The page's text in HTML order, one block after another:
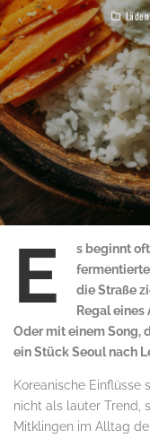
E
s beginnt
die Straße
Regal
Oder mit einem Song,
ein Stück Seoul nach
Koreanische Einflüsse
nicht als lauter Trend,
Mitklingen im Alltag